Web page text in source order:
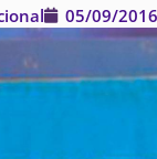
05/09/2016